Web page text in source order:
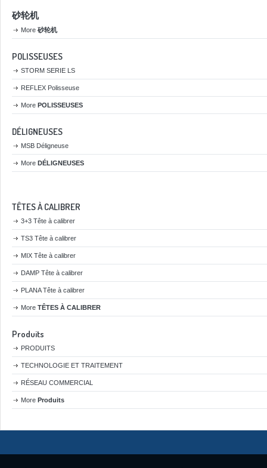
砂轮机
More 砂轮机
POLISSEUSES
STORM SERIE LS
REFLEX Polisseuse
More POLISSEUSES
DÉLIGNEUSES
MSB Déligneuse
More DÉLIGNEUSES
TÊTES À CALIBRER
3+3 Tête à calibrer
TS3 Tête à calibrer
MIX Tête à calibrer
DAMP Tête à calibrer
PLANA Tête à calibrer
More TÊTES À CALIBRER
Produits
PRODUITS
TECHNOLOGIE ET TRAITEMENT
RÉSEAU COMMERCIAL
More Produits